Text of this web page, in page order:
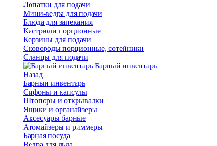
Лопатки для подачи
Мини-ведра для подачи
Блюда для запекания
Кастрюли порционные
Корзины для подачи
Сковороды порционные, сотейники
Сланцы для подачи
Барный инвентарь
Назад
Барный инвентарь
Сифоны и капсулы
Штопоры и открывалки
Ящики и органайзеры
Аксесуары барные
Атомайзеры и риммеры
Барная посуда
Ведра для льда